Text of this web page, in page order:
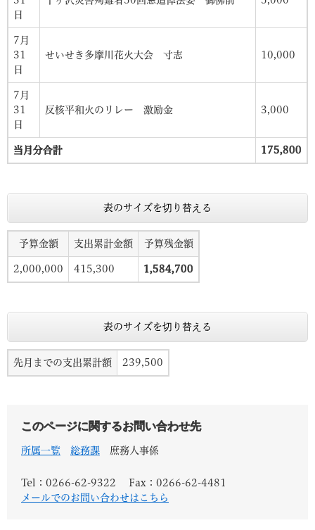
日
7月
31
日
せいせき多摩川花火大会 寸志 10,000
7月
31
日
反核平和火のリレー 激励金 3,000
当月分合計 175,800
表のサイズを切り替える
予算金額 支出累計金額 予算残金額
2,000,000 415,300 1,584,700
表のサイズを切り替える
先月までの支出累計額 239,500
このページに関するお問い合わせ先
所属一覧 総務課 庶務人事係
Tel：0266-62-9322
Fax：0266-62-4481
メールでのお問い合わせはこちら